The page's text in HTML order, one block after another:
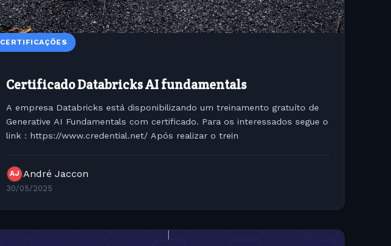
CERTIFICAÇÕES
Certificado Databricks AI fundamentals
A empresa Databricks está disponibilizando um treinamento gratuíto de
Generative AI Fundamentals com certificado. Para os interessados segue o
link : https://www.credential.net/ Após realizar o trein
AJ André Jaccon
30/05/2025